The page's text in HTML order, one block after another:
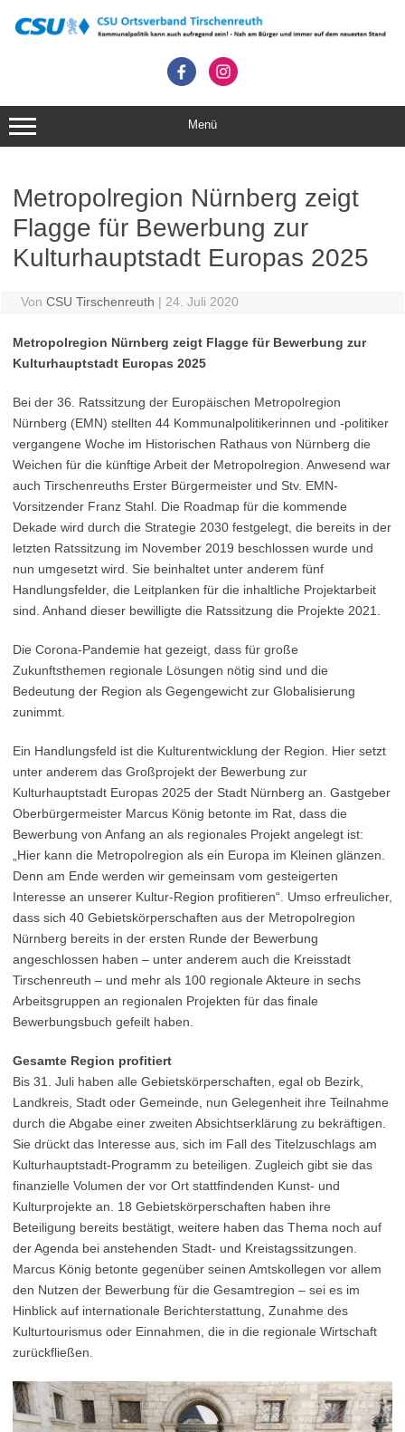
Inhalt
springen
Menü
Metropolregion Nürnberg zeigt
Flagge für Bewerbung zur
Kulturhauptstadt Europas 2025
Von CSU Tirschenreuth | 24. Juli 2020
Metropolregion Nürnberg zeigt Flagge für Bewerbung zur
Kulturhauptstadt Europas 2025
Bei der 36. Ratssitzung der Europäischen Metropolregion
Nürnberg (EMN) stellten 44 Kommunalpolitikerinnen und -politiker
vergangene Woche im Historischen Rathaus von Nürnberg die
Weichen für die künftige Arbeit der Metropolregion. Anwesend war
auch Tirschenreuths Erster Bürgermeister und Stv. EMN-
Vorsitzender Franz Stahl. Die Roadmap für die kommende
Dekade wird durch die Strategie 2030 festgelegt, die bereits in der
letzten Ratssitzung im November 2019 beschlossen wurde und
nun umgesetzt wird. Sie beinhaltet unter anderem fünf
Handlungsfelder, die Leitplanken für die inhaltliche Projektarbeit
sind. Anhand dieser bewilligte die Ratssitzung die Projekte 2021.
Die Corona-Pandemie hat gezeigt, dass für große
Zukunftsthemen regionale Lösungen nötig sind und die
Bedeutung der Region als Gegengewicht zur Globalisierung
zunimmt.
Ein Handlungsfeld ist die Kulturentwicklung der Region. Hier setzt
unter anderem das Großprojekt der Bewerbung zur
Kulturhauptstadt Europas 2025 der Stadt Nürnberg an. Gastgeber
Oberbürgermeister Marcus König betonte im Rat, dass die
Bewerbung von Anfang an als regionales Projekt angelegt ist:
„Hier kann die Metropolregion als ein Europa im Kleinen glänzen.
Denn am Ende werden wir gemeinsam vom gesteigerten
Interesse an unserer Kultur-Region profitieren“. Umso erfreulicher,
dass sich 40 Gebietskörperschaften aus der Metropolregion
Nürnberg bereits in der ersten Runde der Bewerbung
angeschlossen haben – unter anderem auch die Kreisstadt
Tirschenreuth – und mehr als 100 regionale Akteure in sechs
Arbeitsgruppen an regionalen Projekten für das finale
Bewerbungsbuch gefeilt haben.
Gesamte Region profitiert
Bis 31. Juli haben alle Gebietskörperschaften, egal ob Bezirk,
Landkreis, Stadt oder Gemeinde, nun Gelegenheit ihre Teilnahme
durch die Abgabe einer zweiten Absichtserklärung zu bekräftigen.
Sie drückt das Interesse aus, sich im Fall des Titelzuschlags am
Kulturhauptstadt-Programm zu beteiligen. Zugleich gibt sie das
finanzielle Volumen der vor Ort stattfindenden Kunst- und
Kulturprojekte an. 18 Gebietskörperschaften haben ihre
Beteiligung bereits bestätigt, weitere haben das Thema noch auf
der Agenda bei anstehenden Stadt- und Kreistagssitzungen.
Marcus König betonte gegenüber seinen Amtskollegen vor allem
den Nutzen der Bewerbung für die Gesamtregion – sei es im
Hinblick auf internationale Berichterstattung, Zunahme des
Kulturtourismus oder Einnahmen, die in die regionale Wirtschaft
zurückfließen.